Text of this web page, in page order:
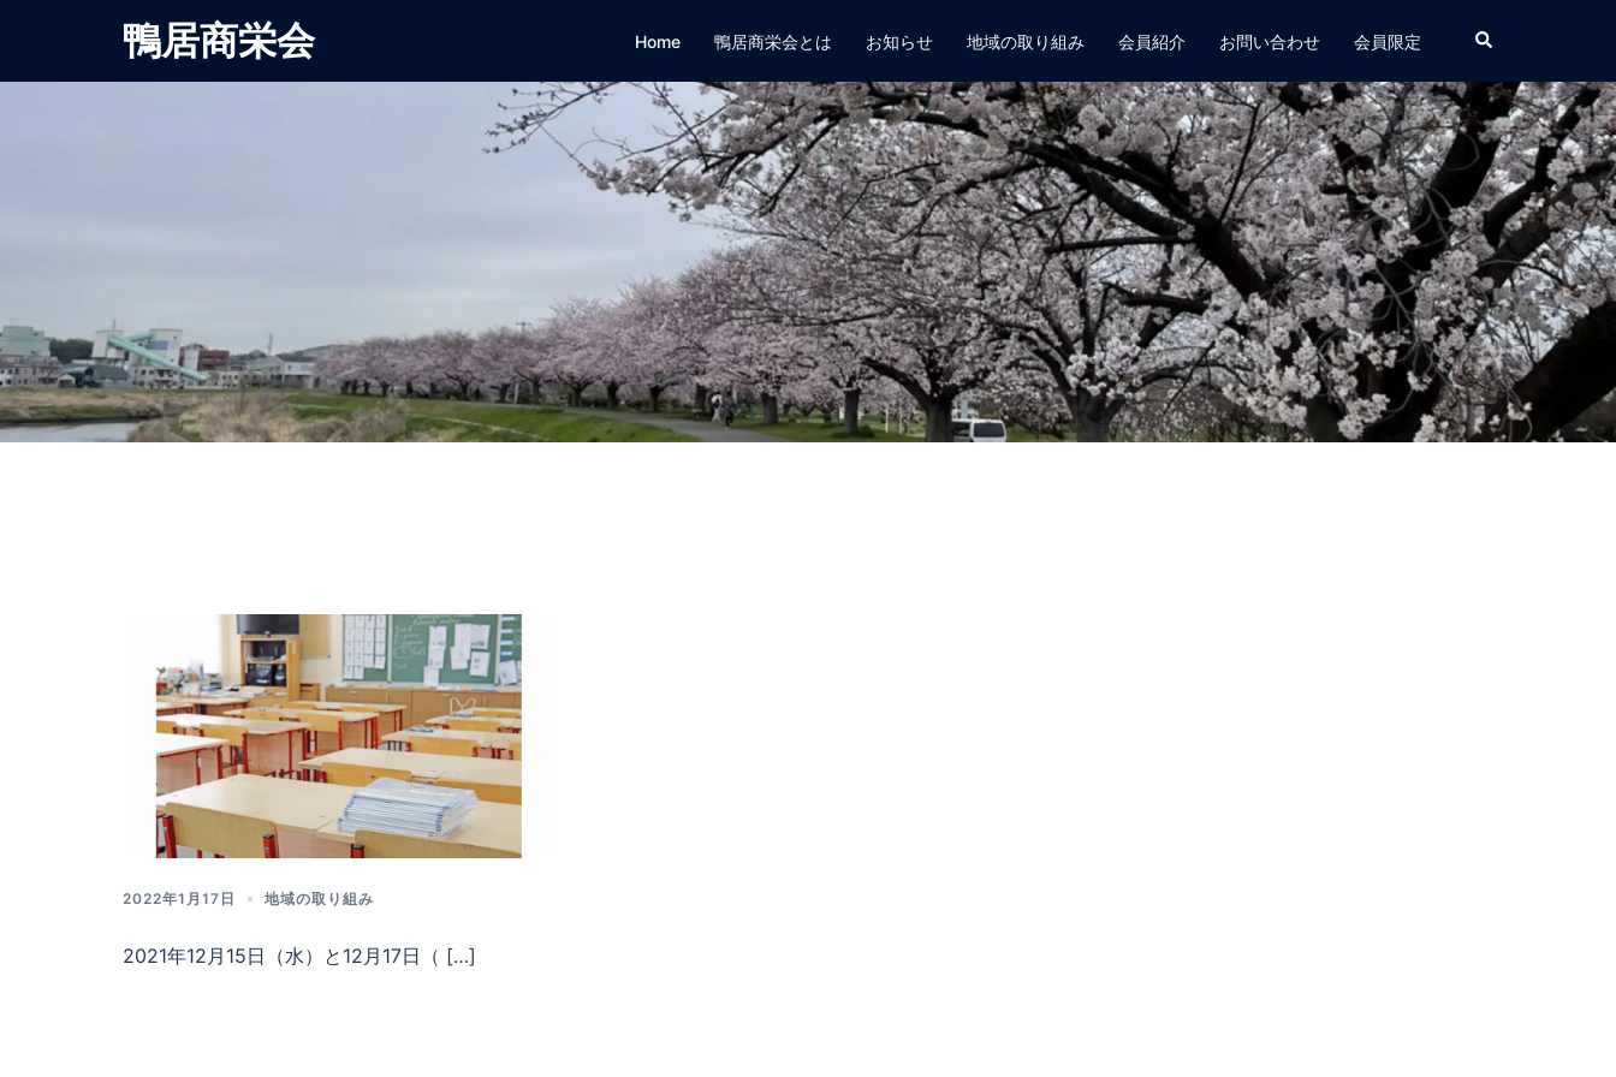
鴨居商栄会 Home 鴨居商栄会とは お知らせ 地域の取り組み 会員紹介 お問い合わせ 会員限定
2022年1月17日 地域の取り組み
2021年12月15日（水）と12月17日（ […]